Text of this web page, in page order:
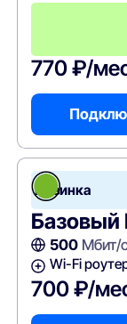
770 ₽/
Новинка
Базовый
500Мбит/
Wi-Fi
700 ₽/